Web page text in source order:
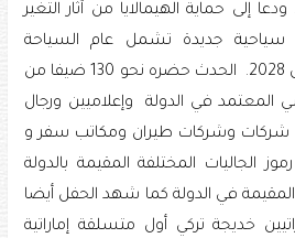
إلى حماية الهيمالايا من آثار التغير
سياحية جديدة تشمل عام السياحة
العلاجية 2027 وزيارة نيبال 2028. الحدث حضره نحو 130 ضيفا من
المعتمد في الدولة وإعلاميين ورجال
شركات وشركات طيران ومكاتب سفر و
الجاليات المختلفة المقيمة بالدولة
المقيمة في الدولة كما شهد الحفل أيضا
خديجة تركي أول متسلقة إماراتية